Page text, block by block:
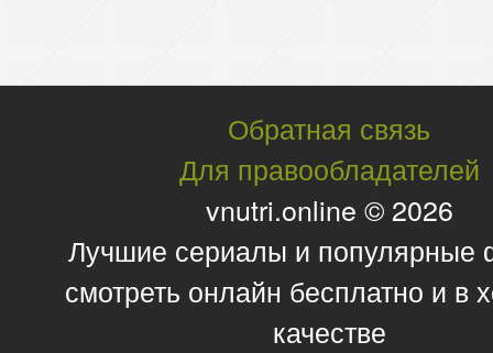
Обратная связь
Для правообладателей
vnutri.online © 2026
Лучшие сериалы и
смотреть онлайн бесплатно и в
качестве